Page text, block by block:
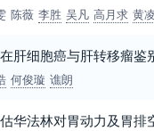
陈薇 李胜 吴凡 高月求 黄
肝细胞癌与肝转移瘤鉴
何俊璇 谯朗
华法林对胃动力及胃排